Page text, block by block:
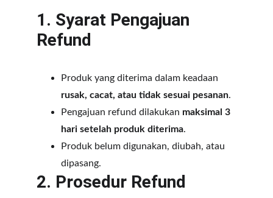
1. Syarat Pengajuan
Refund
Produk yang diterima dalam keadaan
rusak, cacat, atau tidak sesuai pesanan.
Pengajuan refund dilakukan maksimal 3
hari setelah produk diterima.
Produk belum digunakan, diubah, atau
dipasang.
2. Prosedur Refund